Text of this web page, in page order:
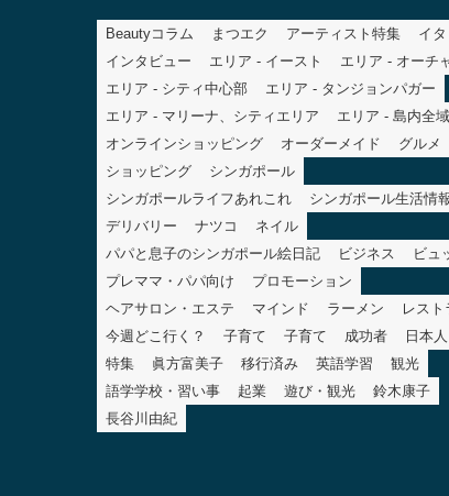
Beautyコラム まつエク アーティスト特集
イ
インタビュー
エリア - イースト
エリア - オーチ
エリア - シティ中心部
エリア - タンジョンパガー
エリア - マリーナ、シティエリア
エリア - 島内全域
オンラインショッピング
オーダーメイド
グルメ
ショッピング
シンガポール
シンガポールライフあれこれ
シンガポール生活情
デリバリー
ナツコ
ネイル
パパと息子のシンガポール絵日記
ビジネス
ビュ
プレママ・パパ向け
プロモーション
ヘアサロン・エステ
マインド ラーメン
レスト
今週どこ行く？
子育て 子育て 成功者
日本人
特集
眞方富美子 移行済み 英語学習
観光
語学学校・習い事
起業 遊び・観光
鈴木康子
長谷川由紀